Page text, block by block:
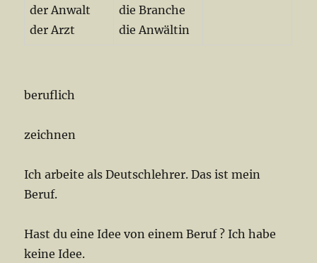
der Anwalt
der Arzt
die Branche
die Anwältin
beruflich
zeichnen
Ich arbeite als Deutschlehrer. Das ist mein
Beruf.
Hast du eine Idee von einem Beruf ? Ich habe
keine Idee.